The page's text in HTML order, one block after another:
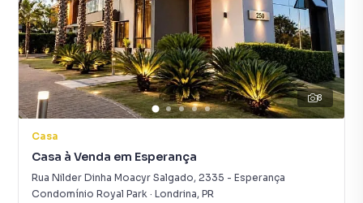
8
Casa
Casa à Venda em Esperança
Rua Nilder Dinha Moacyr Salgado, 2335 - Esperança
Condomínio Royal Park · Londrina, PR